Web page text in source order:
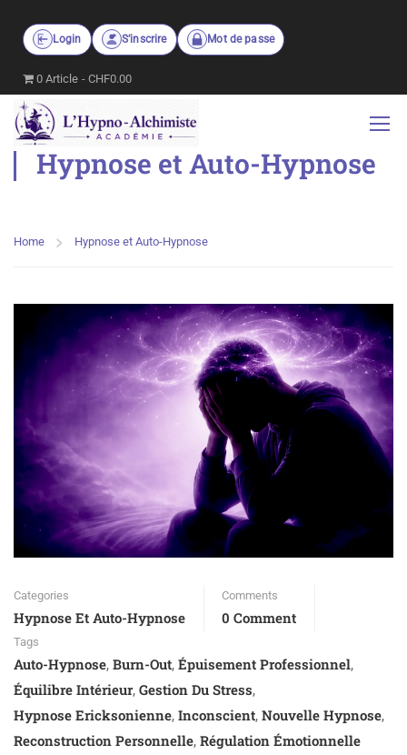
Login S’inscrire Mot de passe
0 Article CHF0.00
Hypnose et Auto-Hypnose
Home Hypnose et Auto-Hypnose
Categories
Hypnose Et Auto-Hypnose
Comments
0 Comment
Tags
Auto-Hypnose, Burn-Out, Épuisement Professionnel,
Équilibre Intérieur, Gestion Du Stress,
Hypnose Ericksonienne, Inconscient, Nouvelle Hypnose,
Reconstruction Personnelle, Régulation Émotionnelle